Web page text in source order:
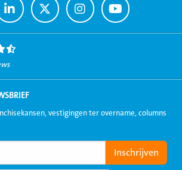
Ga
naar
LinkedIn
Ga
naar
Twitter
Ga
naar
Instagram
Ga
naar
Youtube
vestigingen ter overname, columns